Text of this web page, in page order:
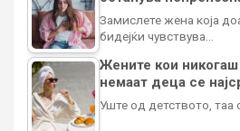
Замислете жена која
бидејќи чувствува…
Жените кои
немаат деца се
Уште од детството, таа